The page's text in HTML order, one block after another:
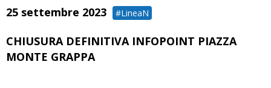
25 settembre 2023 #LineaN
CHIUSURA DEFINITIVA INFOPOINT PIAZZA
MONTE GRAPPA